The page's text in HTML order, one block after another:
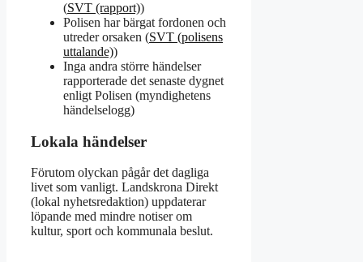
(SVT (rapport))
Polisen har bärgat fordonen och
utreder orsaken (SVT (polisens
uttalande))
Inga andra större händelser
rapporterade det senaste dygnet
enligt Polisen (myndighetens
händelselogg)
Lokala händelser
Förutom olyckan pågår det dagliga
livet som vanligt. Landskrona Direkt
(lokal nyhetsredaktion) uppdaterar
löpande med mindre notiser om
kultur, sport och kommunala beslut.